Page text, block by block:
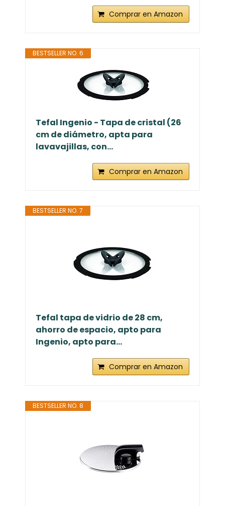
Comprar en Amazon
BESTSELLER NO. 6
Tefal Ingenio - Tapa de cristal (26
cm de diámetro, apta para
lavavajillas, con...
Comprar en Amazon
BESTSELLER NO. 7
Tefal tapa de vidrio de 28 cm,
ahorro de espacio, apto para
Ingenio, apto para...
Comprar en Amazon
BESTSELLER NO. 8